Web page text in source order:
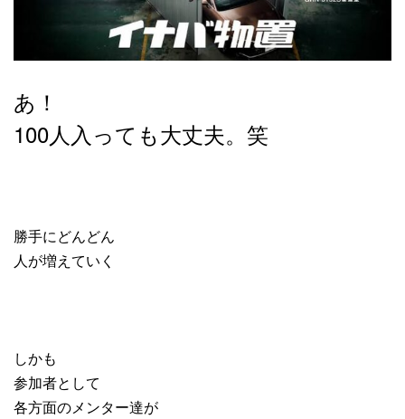
あ！
100人入っても大丈夫。笑
勝手にどんどん
人が増えていく
しかも
参加者として
各方面のメンター達が